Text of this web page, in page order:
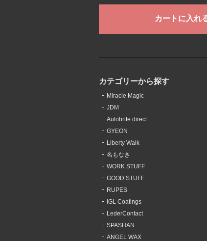
カテゴリーから探す
Miracle Magic
JDM
Autobrite direct
GYEON
Liberty Walk
名もなき
WORK STUFF
GOOD STUFF
RUPES
IGL Coatings
LederContact
SPASHAN
ANGEL WAX